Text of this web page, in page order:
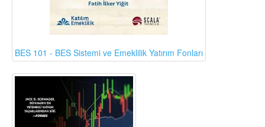
BES 101 - BES Sistemi ve Emeklilik Yatırım Fonları